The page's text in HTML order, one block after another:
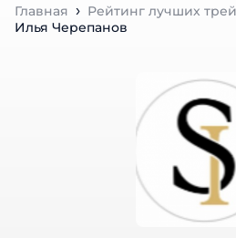
Главная
Рейтинг лучших
Илья Черепанов